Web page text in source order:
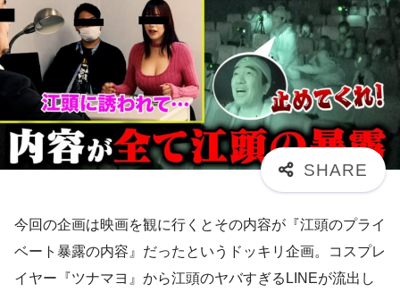
今回の企画は映画を観に行くとその内容が『江頭のプライ
ベート暴露の内容』だったというドッキリ企画。コスプレ
イヤー『ツナマヨ』から江頭のヤバすぎるLINEが流出し